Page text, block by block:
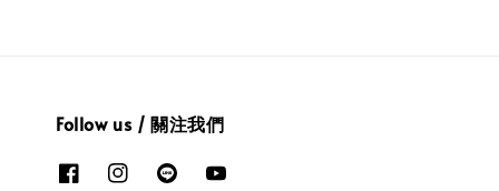
Follow us / 關注我們